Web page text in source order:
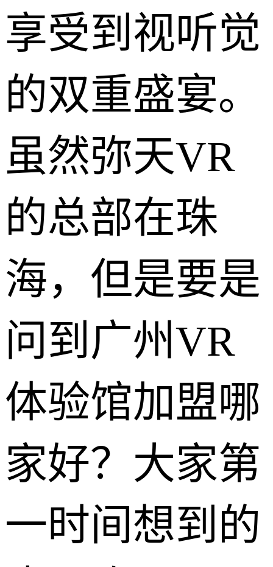
享受到视听觉
的双重盛宴。
虽然弥天VR
的总部在珠
海，但是要是
问到广州VR
体验馆加盟哪
家好？大家第
一时间想到的